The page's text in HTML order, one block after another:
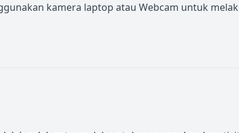
kamera laptop atau Webcam untuk